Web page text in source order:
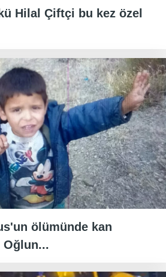
Hilal Çiftçi bu kez özel
ölümünde kan
Oğlun...